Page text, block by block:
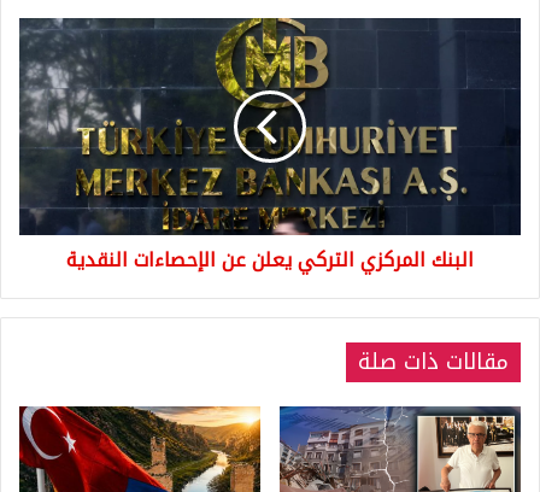
البنك
التركي
البنك المركزي التركي يعلن عن الإحصاءات النقدية
مقالات ذات صلة